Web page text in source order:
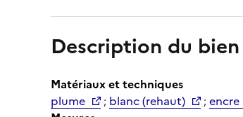
Description du
Matériaux et techniques
plume
; blanc (rehaut) ;